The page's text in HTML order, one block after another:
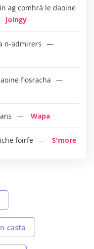
ag comhrá le daoine
Joingy
n-admirers
fiosracha
Wapa
foirfe S'more
casta